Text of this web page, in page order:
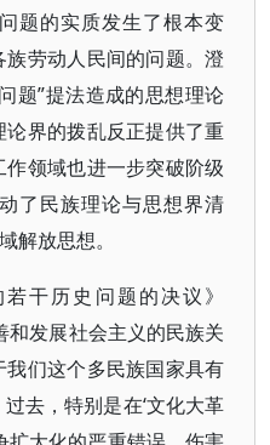
题的实质发生了根本变
劳动人民间的问题。澄
题”提法造成的思想理论
界的拨乱反正提供了重
领域也进一步突破阶级
了民族理论与思想界清
解放思想。
干历史问题的决议》
和发展社会主义的民族关
们这个多民族国家具有
去，特别是在‘文化大革